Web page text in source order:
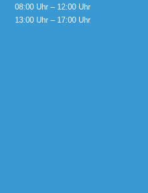
08:00 Uhr – 12:00 Uhr
13:00 Uhr – 17:00 Uhr